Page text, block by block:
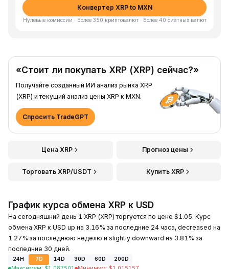
Конвертер XRP to MXN
Нулевые комиссии · Более 350 криптовалют · Более 40 фиатных валют
«Стоит ли покупать XRP (XRP) сейчас?»
Получайте созданный ИИ анализ рынка XRP
(XRP) и текущий анализ цены XRP к MXN.
Спросить TradeGPT
Цена XRP Прогноз цены
Торговать XRP/USDT Купить XRP
График курса обмена XRP к USD
На сегодняшний день 1 XRP (XRP) торгуется по цене $1.05. Курс
обмена XRP к USD up на 3.16% за последние 24 часа, decreased на
1.27% за последнюю неделю и slightly downward на 3.81% за
последние 30 дней.
24H 7D 14D 30D 60D
200D